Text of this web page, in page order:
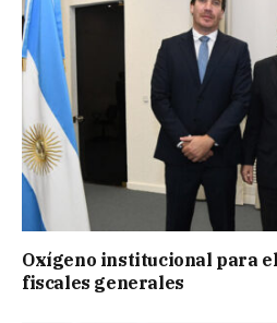
Oxígeno institucional para
fiscales generales